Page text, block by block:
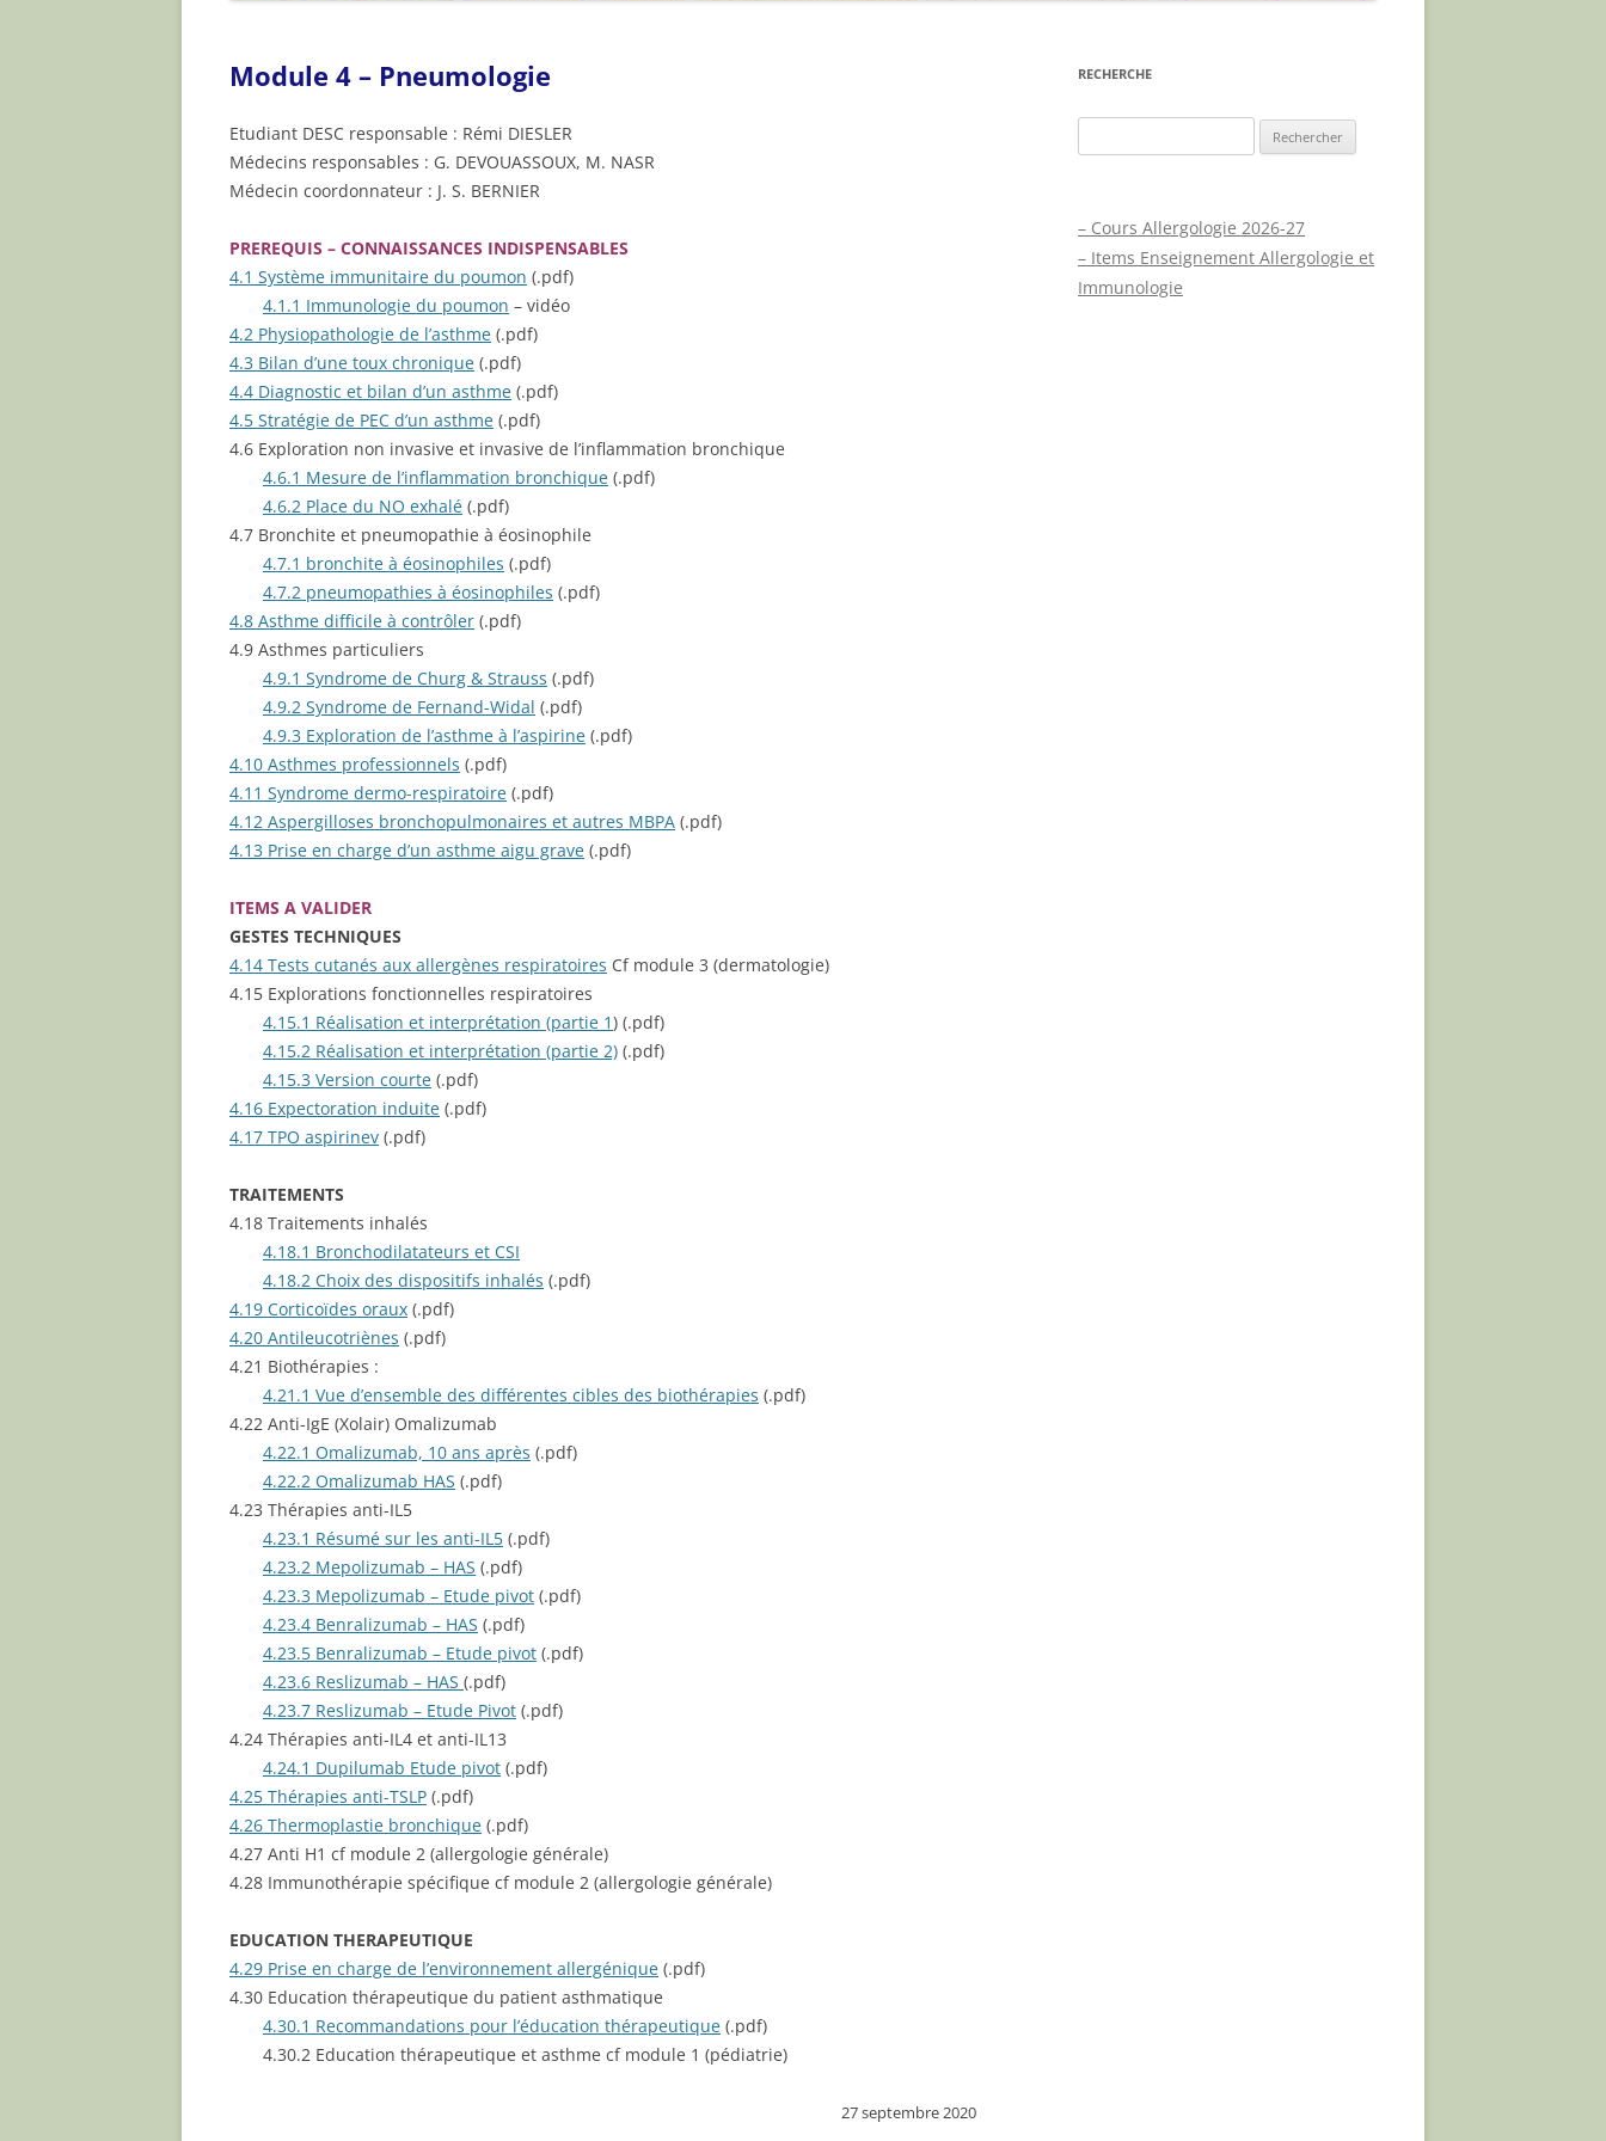
MASTER 1 ALLERGOLOGIE
D’ALLERGOLOGIE AURA
MALADIES ALLERGIQUES
Module 4 – Pneumologie
Etudiant DESC responsable : Rémi DIESLER
Médecins responsables : G. DEVOUASSOUX, M. NASR
Médecin coordonnateur : J. S. BERNIER
PREREQUIS – CONNAISSANCES INDISPENSABLES
4.1 Système immunitaire du poumon (.pdf)
4.1.1 Immunologie du poumon – vidéo
4.2 Physiopathologie de l’asthme (.pdf)
4.3 Bilan d’une toux chronique (.pdf)
4.4 Diagnostic et bilan d’un asthme (.pdf)
4.5 Stratégie de PEC d’un asthme (.pdf)
4.6 Exploration non invasive et invasive de l’inflammation bronchique
4.6.1 Mesure de l’inflammation bronchique (.pdf)
4.6.2 Place du NO exhalé (.pdf)
4.7 Bronchite et pneumopathie à éosinophile
4.7.1 bronchite à éosinophiles (.pdf)
4.7.2 pneumopathies à éosinophiles (.pdf)
4.8 Asthme difficile à contrôler (.pdf)
4.9 Asthmes particuliers
4.9.1 Syndrome de Churg & Strauss (.pdf)
4.9.2 Syndrome de Fernand-Widal (.pdf)
4.9.3 Exploration de l’asthme à l’aspirine (.pdf)
4.10 Asthmes professionnels (.pdf)
4.11 Syndrome dermo-respiratoire (.pdf)
4.12 Aspergilloses bronchopulmonaires et autres MBPA (.pdf)
4.13 Prise en charge d’un asthme aigu grave (.pdf)
ITEMS A VALIDER
GESTES TECHNIQUES
4.14 Tests cutanés aux allergènes respiratoires Cf module 3 (dermatologie)
4.15 Explorations fonctionnelles respiratoires
4.15.1 Réalisation et interprétation (partie 1) (.pdf)
4.15.2 Réalisation et interprétation (partie 2) (.pdf)
4.15.3 Version courte (.pdf)
4.16 Expectoration induite (.pdf)
4.17 TPO aspirinev (.pdf)
TRAITEMENTS
4.18 Traitements inhalés
4.18.1 Bronchodilatateurs et CSI
4.18.2 Choix des dispositifs inhalés (.pdf)
4.19 Corticoïdes oraux (.pdf)
4.20 Antileucotriènes (.pdf)
4.21 Biothérapies :
4.21.1 Vue d’ensemble des différentes cibles des biothérapies (.pdf)
4.22 Anti-IgE (Xolair) Omalizumab
4.22.1 Omalizumab, 10 ans après (.pdf)
4.22.2 Omalizumab HAS (.pdf)
4.23 Thérapies anti-IL5
4.23.1 Résumé sur les anti-IL5 (.pdf)
4.23.2 Mepolizumab – HAS (.pdf)
4.23.3 Mepolizumab – Etude pivot (.pdf)
4.23.4 Benralizumab – HAS (.pdf)
4.23.5 Benralizumab – Etude pivot (.pdf)
4.23.6 Reslizumab – HAS (.pdf)
4.23.7 Reslizumab – Etude Pivot (.pdf)
4.24 Thérapies anti-IL4 et anti-IL13
4.24.1 Dupilumab Etude pivot (.pdf)
4.25 Thérapies anti-TSLP (.pdf)
4.26 Thermoplastie bronchique (.pdf)
4.27 Anti H1 cf module 2 (allergologie générale)
4.28 Immunothérapie spécifique cf module 2 (allergologie générale)
EDUCATION THERAPEUTIQUE
4.29 Prise en charge de l’environnement allergénique (.pdf)
4.30 Education thérapeutique du patient asthmatique
4.30.1 Recommandations pour l’éducation thérapeutique (.pdf)
4.30.2 Education thérapeutique et asthme cf module 1 (pédiatrie)
27 septembre 2020
RECHERCHE
– Cours Allergologie 2026-27
– Items Enseignement Allergologie et
Immunologie